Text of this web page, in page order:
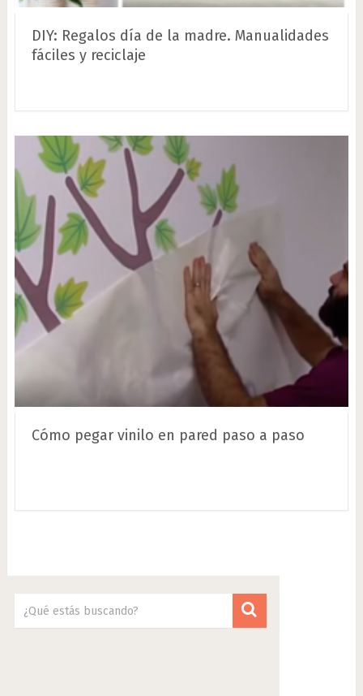
DIY: Regalos día de la madre. Manualidades
fáciles y reciclaje
Cómo pegar vinilo en pared paso a paso